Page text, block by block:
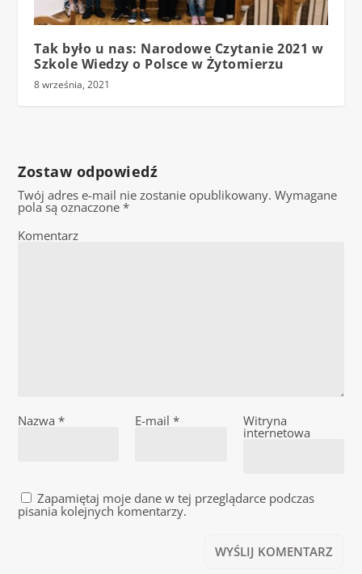
Tak było u nas: Narodowe Czytanie 2021 w
Szkole Wiedzy o Polsce w Żytomierzu
8 września, 2021
Zostaw odpowiedź
Twój adres e-mail nie zostanie opublikowany. Wymagane
pola są oznaczone*
Komentarz
Nazwa* E-mail * Witryna
internetowa
Zapamiętaj moje dane w tej przeglądarce podczas
pisania kolejnych komentarzy.